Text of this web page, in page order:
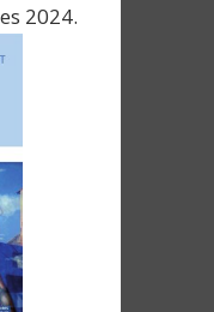
2024.